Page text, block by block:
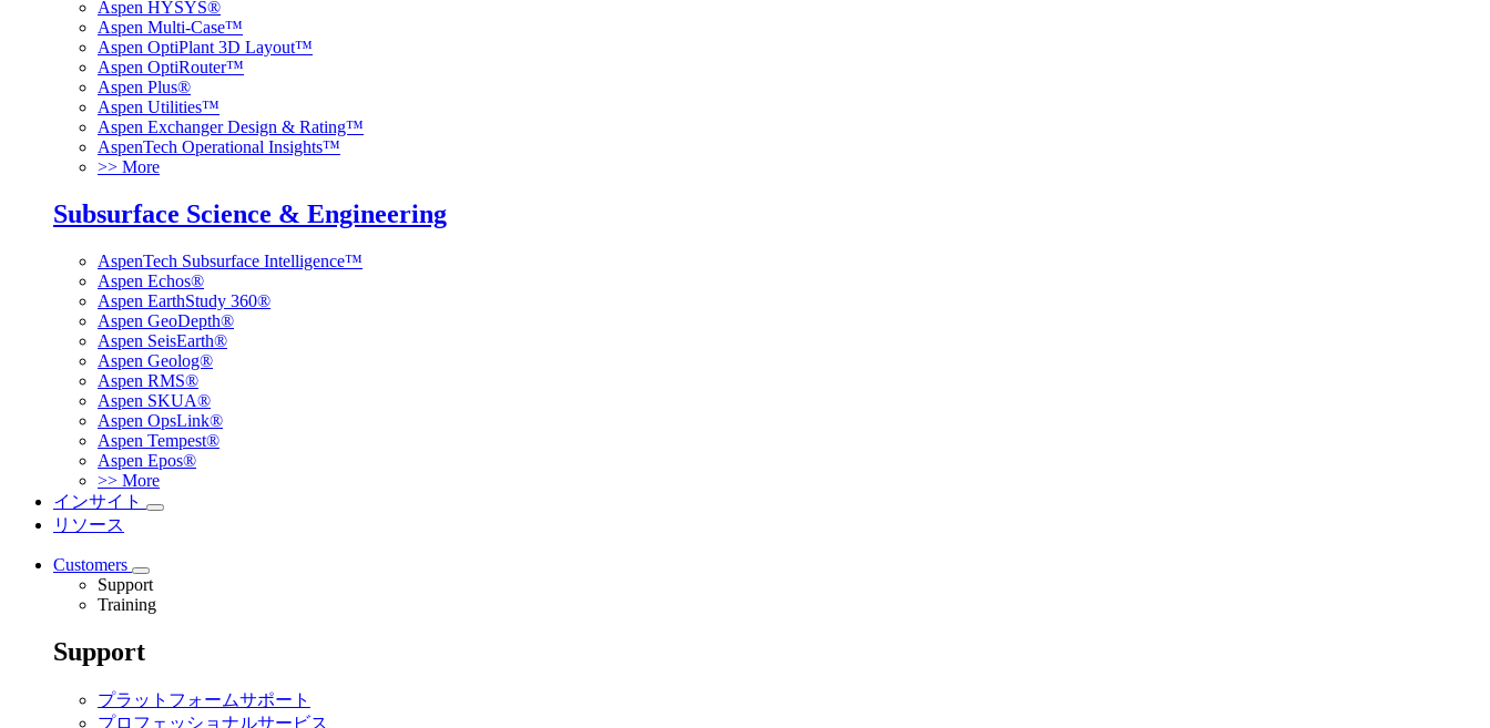
Aspen HYSYS®
Aspen Multi-Case™
Aspen OptiPlant 3D Layout™
Aspen OptiRouter™
Aspen Plus®
Aspen Utilities™
Aspen Exchanger Design & Rating™
AspenTech Operational Insights™
>> More
Subsurface Science & Engineering
AspenTech Subsurface Intelligence™
Aspen Echos®
Aspen EarthStudy 360®
Aspen GeoDepth®
Aspen SeisEarth®
Aspen Geolog®
Aspen RMS®
Aspen SKUA®
Aspen OpsLink®
Aspen Tempest®
Aspen Epos®
>> More
インサイト
リソース
Customers
Support
Training
Support
プラットフォームサポート
プロフェッショナルサービス